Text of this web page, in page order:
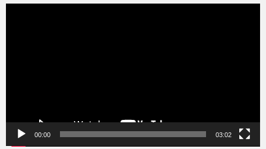
動
00:00 03:02